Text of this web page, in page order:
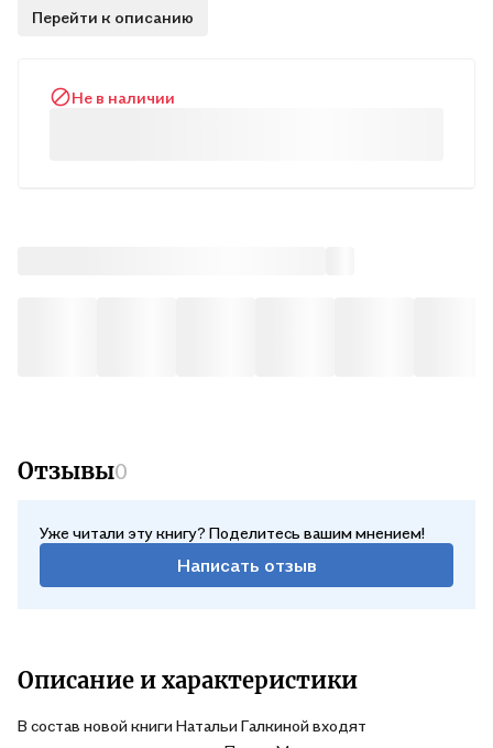
заключительной третьей части стоит у стен мемориала на
Перейти к описанию
Не в наличии
Отзывы0
Уже читали эту книгу? Поделитесь вашим мнением!
Написать отзыв
Описание и характеристики
В состав новой книги Натальи Галкиной входят